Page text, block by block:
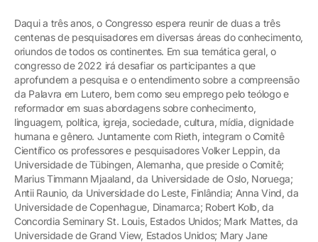
Daqui a três anos, o Congresso espera reunir de duas a três
centenas de pesquisadores em diversas áreas do conhecimento,
oriundos de todos os continentes. Em sua temática geral, o
congresso de 2022 irá desafiar os participantes a que
aprofundem a pesquisa e o entendimento sobre a compreensão
da Palavra em Lutero, bem como seu emprego pelo teólogo e
reformador em suas abordagens sobre conhecimento,
linguagem, política, igreja, sociedade, cultura, mídia, dignidade
humana e gênero. Juntamente com Rieth, integram o Comitê
Científico os professores e pesquisadores Volker Leppin, da
Universidade de Tübingen, Alemanha, que preside o Comitê;
Marius Timmann Mjaaland, da Universidade de Oslo, Noruega;
Antii Raunio, da Universidade do Leste, Finlândia; Anna Vind, da
Universidade de Copenhague, Dinamarca; Robert Kolb, da
Concordia Seminary St. Louis, Estados Unidos; Mark Mattes, da
Universidade de Grand View, Estados Unidos; Mary Jane